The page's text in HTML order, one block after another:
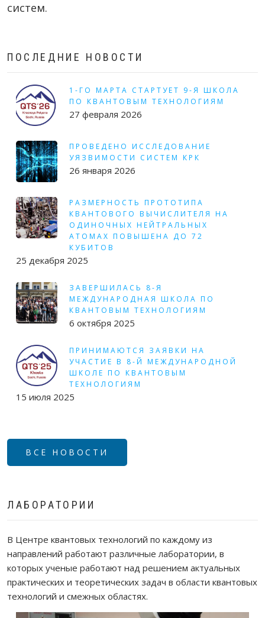
систем.
ПОСЛЕДНИЕ НОВОСТИ
1-ГО МАРТА СТАРТУЕТ 9-Я ШКОЛА
ПО КВАНТОВЫМ ТЕХНОЛОГИЯМ
27 февраля 2026
ПРОВЕДЕНО ИССЛЕДОВАНИЕ
УЯЗВИМОСТИ СИСТЕМ КРК
26 января 2026
РАЗМЕРНОСТЬ ПРОТОТИПА
КВАНТОВОГО ВЫЧИСЛИТЕЛЯ НА
ОДИНОЧНЫХ НЕЙТРАЛЬНЫХ
АТОМАХ ПОВЫШЕНА ДО 72
КУБИТОВ
25 декабря 2025
ЗАВЕРШИЛАСЬ 8-Я
МЕЖДУНАРОДНАЯ ШКОЛА ПО
КВАНТОВЫМ ТЕХНОЛОГИЯМ
6 октября 2025
ПРИНИМАЮТСЯ ЗАЯВКИ НА
УЧАСТИЕ В 8-Й МЕЖДУНАРОДНОЙ
ШКОЛЕ ПО КВАНТОВЫМ
ТЕХНОЛОГИЯМ
15 июля 2025
ВСЕ НОВОСТИ
ЛАБОРАТОРИИ
В Центре квантовых технологий по каждому из
направлений работают различные лаборатории, в
которых ученые работают над решением актуальных
практических и теоретических задач в области квантовых
технологий и смежных областях.